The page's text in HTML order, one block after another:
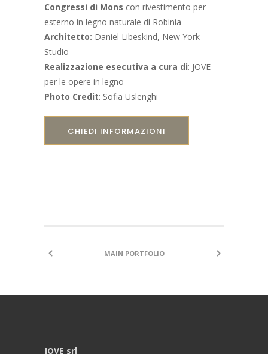
Congressi di Mons con rivestimento per
esterno in legno naturale di Robinia
Architetto: Daniel Libeskind, New York
Studio
Realizzazione esecutiva a cura di: JOVE
per le opere in legno
Photo Credit: Sofia Uslenghi
CHIEDI INFORMAZIONI
MAIN PORTFOLIO
JOVE srl